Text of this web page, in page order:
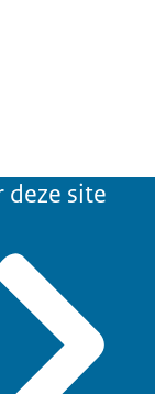
wordt gesteld.
deze site